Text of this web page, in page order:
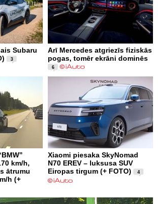
Subaru
3
Arī Mercedes atgriezīs fiziskās
pogas, tomēr ekrāni dominēs
6
km/h,
ātrumu
h (+
Xiaomi piesaka SkyNomad
N70 EREV – luksusa SUV
Eiropas tirgum (+ FOTO)
4